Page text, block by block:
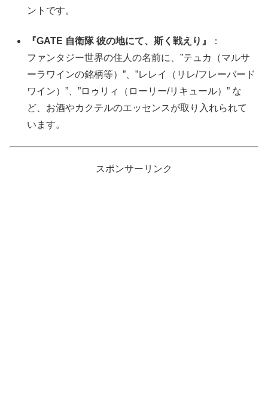
ントです。
『GATE 自衛隊 彼の地にて、斯く戦えり』
：
ファンタジー世界の住人の名前に、”テュカ（マルサ
ーラワインの銘柄等）”、”レレイ（リレ/フレーバード
ワイン）”、”ロゥリィ（ローリー/リキュール）” な
ど、お酒やカクテルのエッセンスが取り入れられて
います。
スポンサーリンク